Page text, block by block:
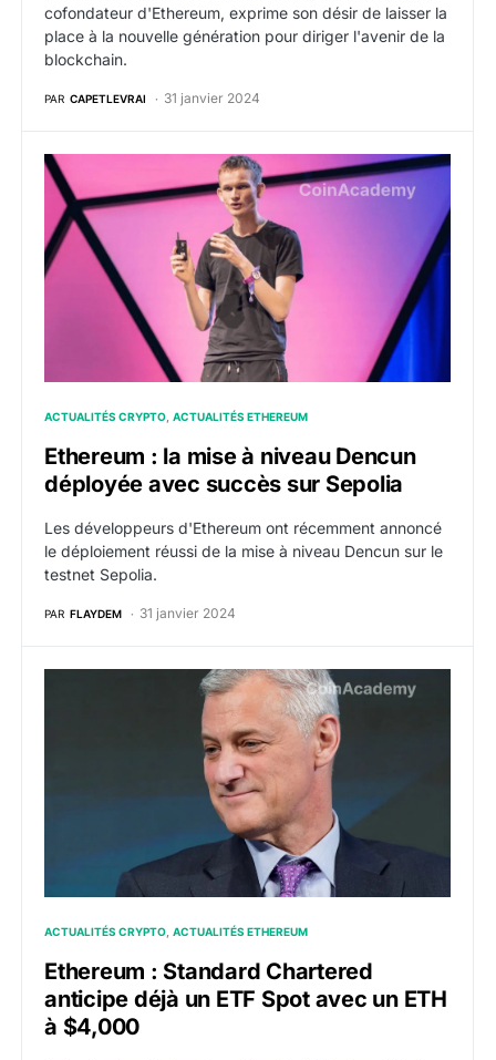
cofondateur d'Ethereum, exprime son désir de laisser la
place à la nouvelle génération pour diriger l'avenir de la
blockchain.
PAR CAPETLEVRAI 31 janvier 2024
Ethereum : la mise à niveau Dencun déployée avec
ACTUALITÉS CRYPTO ACTUALITÉS ETHEREUM
Ethereum : la mise à niveau Dencun
déployée avec succès sur Sepolia
Les développeurs d'Ethereum ont récemment annoncé
le déploiement réussi de la mise à niveau Dencun sur le
testnet Sepolia.
PAR FLAYDEM 31 janvier 2024
Ethereum : Standard Chartered anticipe déjà un ETF
ACTUALITÉS CRYPTO ACTUALITÉS ETHEREUM
Ethereum : Standard Chartered
anticipe déjà un ETF Spot avec un ETH
à $4,000